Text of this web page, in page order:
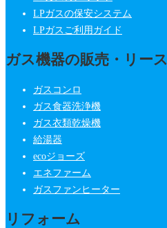
LPガスの保安システム
LPガスご利用ガイド
ガス機器の販売・リース
ガスコンロ
ガス食器洗浄機
ガス衣類乾燥機
給湯器
ecoジョーズ
エネファーム
ガスファンヒーター
リフォーム